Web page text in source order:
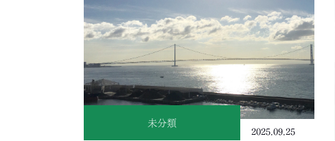
未分類
2025.09.25